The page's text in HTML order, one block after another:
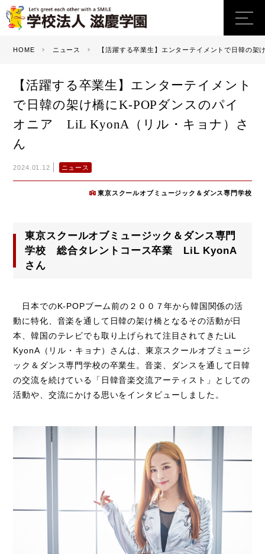
HOME ニュース 【活躍する卒業生】エンターテイメントで日韓の
【活躍する卒業生】エンターテイメント
で日韓の架け橋にK-POPダンスのパイ
オニア LiL KyonA（リル・キョナ）さ
ん
2024.01.12 ニュース
東京スクールオブミュージック＆ダンス専門学校
東京スクールオブミュージック＆ダンス専門
学校 総合タレントコース卒業 LiL KyonA
さん
日本でのK-POPブーム前の２００７年から韓国関係の活
動に特化、音楽を通して日韓の架け橋となるその活動が日
本、韓国のテレビでも取り上げられて注目されてきたLiL
KyonA（リル・キョナ）さんは、東京スクールオブミュージ
ック＆ダンス専門学校の卒業生。音楽、ダンスを通して日韓
の交流を続けている「日韓音楽交流アーティスト」としての
活動や、交流にかける思いをインタビューしました。